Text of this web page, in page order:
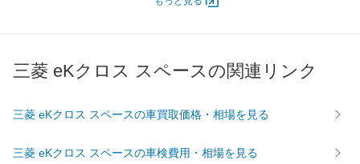
過給機
後輪サイズ 165/55R15 165/55R15 155/
三菱 eKクロス スペースの関連リンク
三菱 eKクロス スペースの車買取価格・相場を見る
三菱 eKクロス スペースの車検費用・相場を見る